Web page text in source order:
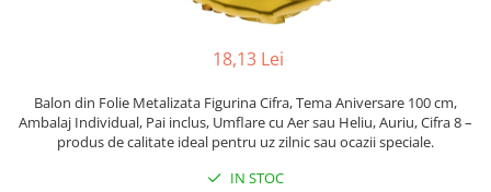
Maturi, Perii, Mopuri si Galeti
Perne Voiaj, Paturi si Textile
Produse ingrijire incaltaminte
Radiatoare si Seminee electrice
18,13 Lei
Balon din Folie Metalizata Figurina Cifra, Tema Aniversare 100 cm,
Ambalaj Individual, Pai inclus, Umflare cu Aer sau Heliu, Auriu, Cifra 8 –
produs de calitate ideal pentru uz zilnic sau ocazii speciale.
IN STOC